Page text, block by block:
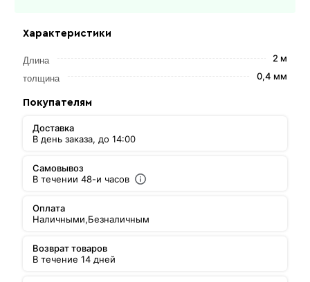
Характеристики
Длина 2 м
толщина 0,4 мм
Покупателям
Доставка
В день заказа, до 14:00
Самовывоз
В течении 48-и часов
Оплата
Наличными,Безналичным
Возврат товаров
В течение 14 дней